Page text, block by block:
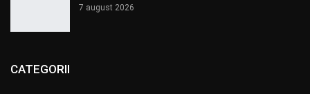
7 august 2026
CATEGORII